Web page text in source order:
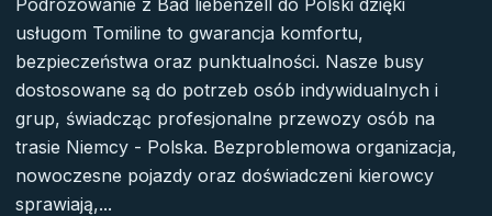
Podróżowanie z Bad liebenzell do Polski dzięki
usługom Tomiline to gwarancja komfortu,
bezpieczeństwa oraz punktualności. Nasze busy
dostosowane są do potrzeb osób indywidualnych i
grup, świadcząc profesjonalne przewozy osób na
trasie Niemcy - Polska. Bezproblemowa organizacja,
nowoczesne pojazdy oraz doświadczeni kierowcy
sprawiają,...